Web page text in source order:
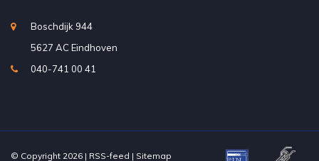
Boschdijk 944
5627 AC Eindhoven
040-741 00 41
© Copyright 2026 | RSS-feed | Sitemap